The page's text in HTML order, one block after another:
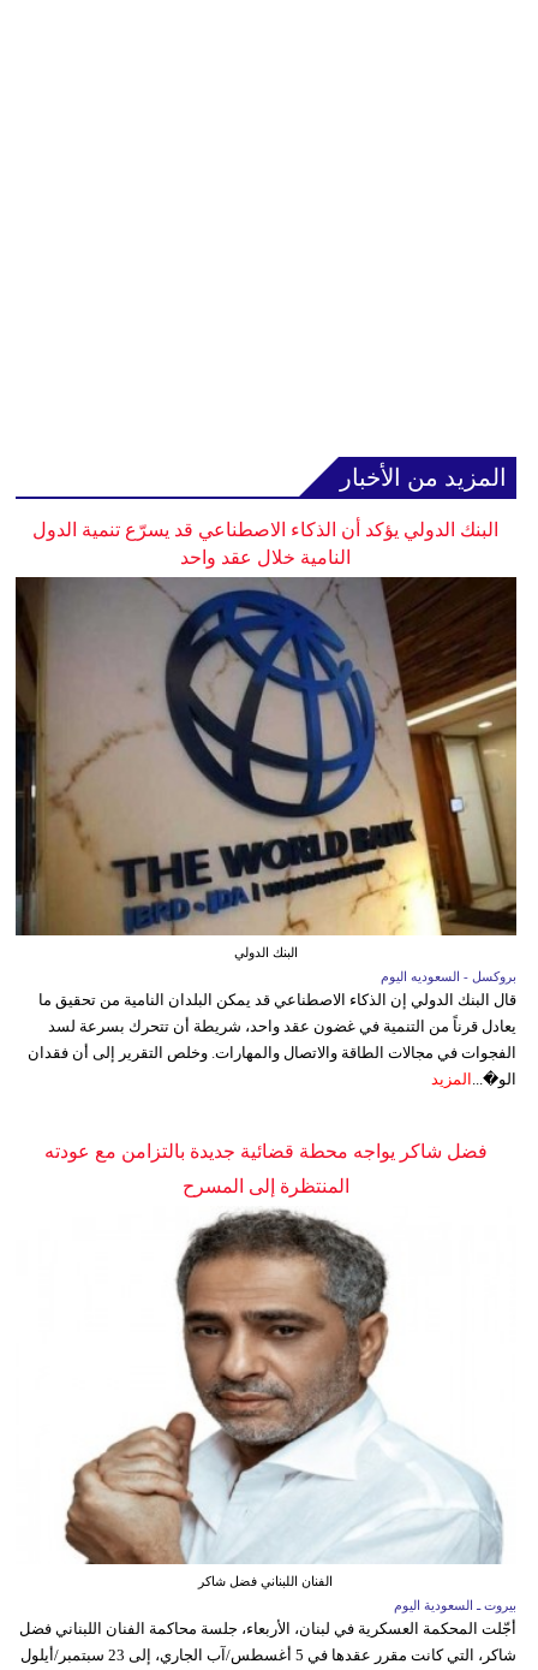
المزيد من الأخبار
البنك الدولي يؤكد أن الذكاء الاصطناعي قد يسرّع تنمية الدول
النامية خلال عقد واحد
البنك الدولي
بروكسل - السعوديه اليوم
قال البنك الدولي إن الذكاء الاصطناعي قد يمكن البلدان النامية من تحقيق ما
يعادل قرناً من التنمية في غضون عقد واحد، شريطة أن تتحرك بسرعة لسد
الفجوات في مجالات الطاقة والاتصال والمهارات. وخلص التقرير إلى أن فقدان
الو�... المزيد
فضل شاكر يواجه محطة قضائية جديدة بالتزامن مع عودته
المنتظرة إلى المسرح
الفنان اللبناني فضل شاكر
بيروت ـ السعودية اليوم
أجّلت المحكمة العسكرية في لبنان، الأربعاء، جلسة محاكمة الفنان اللبناني فضل
شاكر، التي كانت مقرر عقدها في 5 أغسطس/آب الجاري، إلى 23 سبتمبر/أيلول